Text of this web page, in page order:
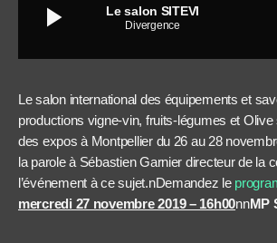
play_arrow Le salon SITEVI
Divergence
Le salon international des équipements et
productions vigne-vin, fruits-légumes et
des expos à Montpellier du 26 au 28
la parole à Sébastien Garnier directeur de la
l’événement à ce sujet.nDemandez le
mercredi 27 novembre 2019 – 16h00nnMP